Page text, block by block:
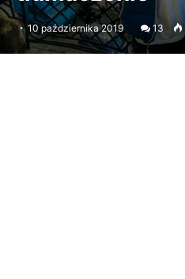
10 października 2019 13